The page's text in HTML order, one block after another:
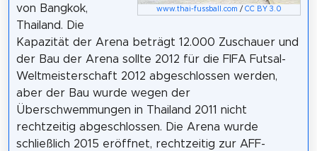
www.thai-fussball.com /CC BY 3.0
von Bangkok,
Thailand. Die
Kapazität der Arena beträgt 12.000 Zuschauer und
der Bau der Arena sollte 2012 für die FIFA Futsal-
Weltmeisterschaft 2012 abgeschlossen werden,
aber der Bau wurde wegen der
Überschwemmungen in Thailand 2011 nicht
rechtzeitig abgeschlossen. Die Arena wurde
schließlich 2015 eröffnet, rechtzeitig zur AFF-